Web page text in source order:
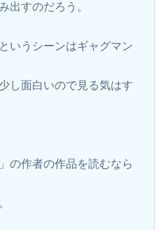
出すのだろう。
いうシーンはギャグマン
し面白いので見る気はす
の作者の作品を読むなら